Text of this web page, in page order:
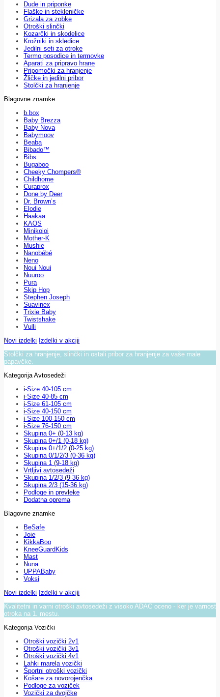
Dude in priponke
Flaške in stekleničke
Grizala za zobke
Otroški slinčki
Kozarčki in skodelice
Krožniki in skledice
Jedilni seti za otroke
Termo posodice in termovke
Aparati za pripravo hrane
Pripomočki za hranjenje
Žličke in jedilni pribor
Stolčki za hranjenje
Blagovne znamke
b.box
Baby Brezza
Baby Nova
Babymoov
Beaba
Bibado™
Bibs
Bugaboo
Cheeky Chompers®
Childhome
Curaprox
Done by Deer
Dr. Brown’s
Elodie
Haakaa
KAOS
Minikoioi
Mother-K
Mushie
Nanobébé
Neno
Noui Noui
Nuuroo
Pura
Skip Hop
Stephen Joseph
Suavinex
Trixie Baby
Twistshake
Vulli
Novi izdelki Izdelki v akciji
Stolčki za hranjenje, slinčki in ostali pribor za hranjenje za vaše male
papavčke.
Kategorija Avtosedeži
i-Size 40-105 cm
i-Size 40-85 cm
i-Size 61-105 cm
i-Size 40-150 cm
i-Size 100-150 cm
i-Size 76-150 cm
Skupina 0+ (0-13 kg)
Skupina 0+/1 (0-18 kg)
Skupina 0+/1/2 (0-25 kg)
Skupina 0/1/2/3 (0-36 kg)
Skupina 1 (9-18 kg)
Vrtljivi avtosedeži
Skupina 1/2/3 (9-36 kg)
Skupina 2/3 (15-36 kg)
Podloge in prevleke
Dodatna oprema
Blagovne znamke
BeSafe
Joie
KikkaBoo
KneeGuardKids
Mast
Nuna
UPPABaby
Voksi
Novi izdelki Izdelki v akciji
Kvalitetni in varni otroški avtosedeži z visoko ADAC oceno - ker je varnost
otroka na 1. mestu.
Kategorija Vozički
Otroški vozički 2v1
Otroški vozički 3v1
Otroški vozički 4v1
Lahki marela vozički
Športni otroški vozički
Košare za novorojenčka
Podloge za voziček
Vozički za dvojčke